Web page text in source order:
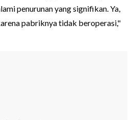
penurunan yang signifikan. Ya,
pabriknya tidak beroperasi,"